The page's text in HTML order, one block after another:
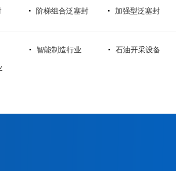
阶梯组合泛塞封 加强型泛塞封
智能制造行业 石油开采设备